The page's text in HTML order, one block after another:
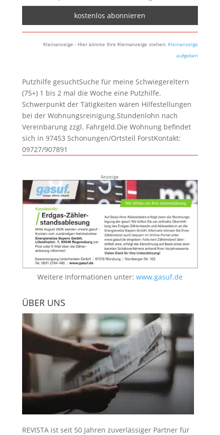
Kleinanzeige - Hier könnte Ihre Kleinanzeige stehen: Kleinanzeige
aufgeben
Putzhilfe gesuchtSuche für meine Schwiegereltern
(75+) 1 bis 2 mal die Woche eine Putzhilfe.
Schwerpunkt der Tätigkeiten wären Hilfestellungen
bei der Wohnungsreinigung.Stundenlohn nach
Vereinbarung zzgl. Fahrgeld.Die Wohnung befindet
sich in 97453 Schonungen/Ortsteil ForstKontakt:
09727/907891
Anzeige
Weitere Informationen unter: www.gasuf.de
ÜBER UNS
REVISTA ist seit 50 Jahren zuverlässiger Partner für